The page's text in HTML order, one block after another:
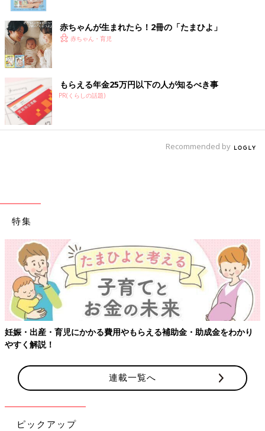
赤ちゃんが生まれたら！2冊の「たまひよ」
赤ちゃん・育児
もらえる年金25万円以下の人が知るべき事
PR(くらしの話題)
Recommended by
特集
出産・育児にかかる費用やもらえる補助金・助成金をわかり
解説！
【ワ
連載一覧へ
ピックアップ